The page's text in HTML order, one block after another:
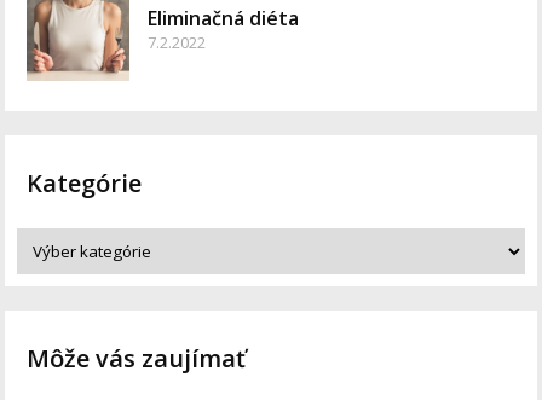
Eliminačná diéta
7.2.2022
Kategórie
Môže vás zaujímať